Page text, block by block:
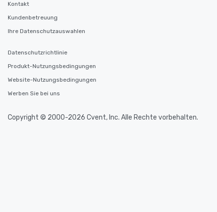
Kontakt
Kundenbetreuung
Ihre Datenschutzauswahlen
Datenschutzrichtlinie
Produkt-Nutzungsbedingungen
Website-Nutzungsbedingungen
Werben Sie bei uns
Copyright © 2000-2026 Cvent, Inc. Alle Rechte vorbehalten.